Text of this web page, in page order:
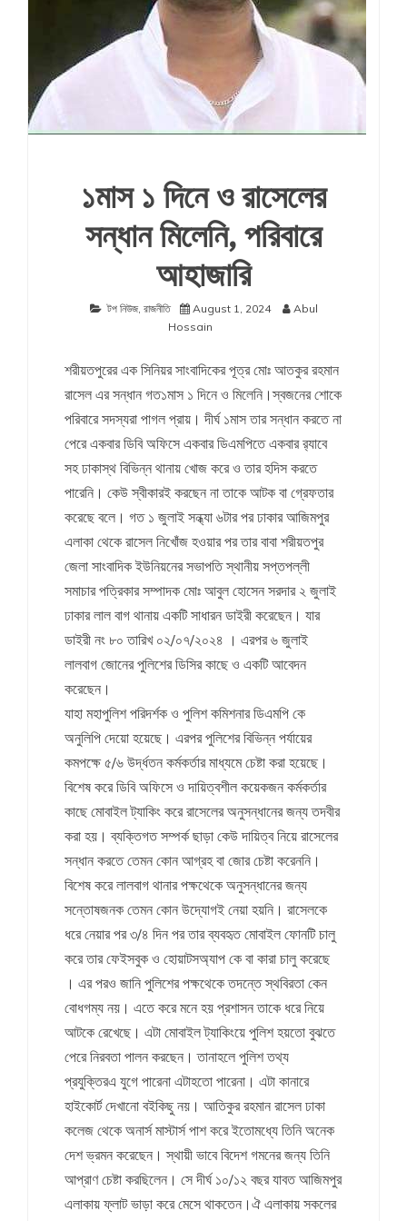
১মাস ১ দিনে ও রাসেলের
সন্ধান মিলেনি, পরিবারে
আহাজারি
টপ নিউজ, রাজনীতি August 1, 2024
Abul
Hossain
শরীয়তপুরের এক সিনিয়র সাংবাদিকের পূত্র মোঃ আতকুর রহমান
রাসেল এর সন্ধান গত১মাস ১ দিনে ও মিলেনি।স্বজনের শোকে
পরিবারে সদস্যরা পাগল প্রায়। দীর্ঘ ১মাস তার সন্ধান করতে না
পেরে একবার ডিবি অফিসে একবার ডিএমপিতে একবার র‌্যাবে
সহ ঢাকাস্থ বিভিন্ন থানায় খোজ করে ও তার হদিস করতে
পারেনি। কেউ স্বীকারই করছেন না তাকে আটক বা গ্রেফতার
করেছে বলে। গত ১ জুলাই সন্ধ্যা ৬টার পর ঢাকার আজিমপুর
এলাকা থেকে রাসেল নিখোঁজ হওয়ার পর তার বাবা শরীয়তপুর
জেলা সাংবাদিক ইউনিয়নের সভাপতি স্থানীয় সপ্তপল্লী
সমাচার পত্রিকার সম্পাদক মোঃ আবুল হোসেন সরদার ২ জুলাই
ঢাকার লাল বাগ থানায় একটি সাধারন ডাইরী করেছেন। যার
ডাইরী নং ৮০ তারিখ ০২/০৭/২০২৪ । এরপর ৬ জুলাই
লালবাগ জোনের পুলিশের ডিসির কাছে ও একটি আবেদন
করেছেন।
যাহা মহাপুলিশ পরিদর্শক ও পুলিশ কমিশনার ডিএমপি কে
অনুলিপি দেয়ো হয়েছে। এরপর পুলিশের বিভিন্ন পর্যায়ের
কমপক্ষে ৫/৬ উর্দ্ধতন কর্মকর্তার মাধ্যমে চেষ্টা করা হয়েছে।
বিশেষ করে ডিবি অফিসে ও দায়িত্বশীল কয়েকজন কর্মকর্তার
কাছে মোবাইল ট্যাকিং করে রাসেলের অনুসন্ধানের জন্য তদবীর
করা হয়। ব্যক্তিগত সম্পর্ক ছাড়া কেউ দায়িত্ব নিয়ে রাসেলের
সন্ধান করতে তেমন কোন আগ্রহ বা জোর চেষ্টা করেননি।
বিশেষ করে লালবাগ থানার পক্ষথেকে অনুসন্ধানের জন্য
সন্তোষজনক তেমন কোন উদ্যোগই নেয়া হয়নি। রাসেলকে
ধরে নেয়ার পর ৩/৪ দিন পর তার ব্যবহৃত মোবাইল ফোনটি চালু
করে তার ফেইসবুক ও হোয়াটসঅ্যাপ কে বা কারা চালু করেছে
। এর পরও জানি পুলিশের পক্ষথেকে তদন্তে স্থবিরতা কেন
বোধগম্য নয়। এতে করে মনে হয় প্রশাসন তাকে ধরে নিয়ে
আটকে রেখেছে। এটা মোবাইল ট্যাকিংয়ে পুলিশ হয়তো বুঝতে
পেরে নিরবতা পালন করছেন। তানাহলে পুলিশ তথ্য
প্রযুক্তিরএ যুগে পারেনা এটাহতো পারেনা। এটা কানারে
হাইকোর্ট দেখানো বইকিছু নয়। আতিকুর রহমান রাসেল ঢাকা
কলেজ থেকে অনার্স মাস্টার্স পাশ করে ইতোমধ্যে তিনি অনেক
দেশ ভ্রমন করেছেন। স্থায়ী ভাবে বিদেশ গমনের জন্য তিনি
আপ্রাণ চেষ্টা করছিলেন। সে দীর্ঘ ১০/১২ বছর যাবত আজিমপুর
এলাকায় ফ্লাট ভাড়া করে মেসে থাকতেন।ঐ এলাকায় সকলের